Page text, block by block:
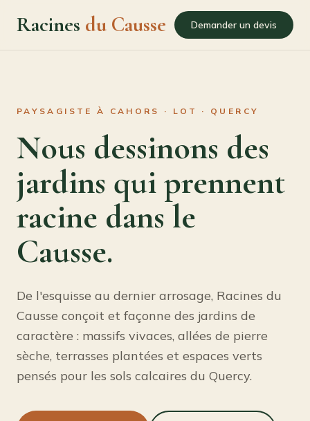
Racines du Causse Demander un devis
PAYSAGISTE À CAHORS · LOT · QUERCY
Nous dessinons des
jardins qui prennent
racine dans le
Causse.
De l'esquisse au dernier arrosage, Racines du
Causse conçoit et façonne des jardins de
caractère : massifs vivaces, allées de pierre
sèche, terrasses plantées et espaces verts
pensés pour les sols calcaires du Quercy.